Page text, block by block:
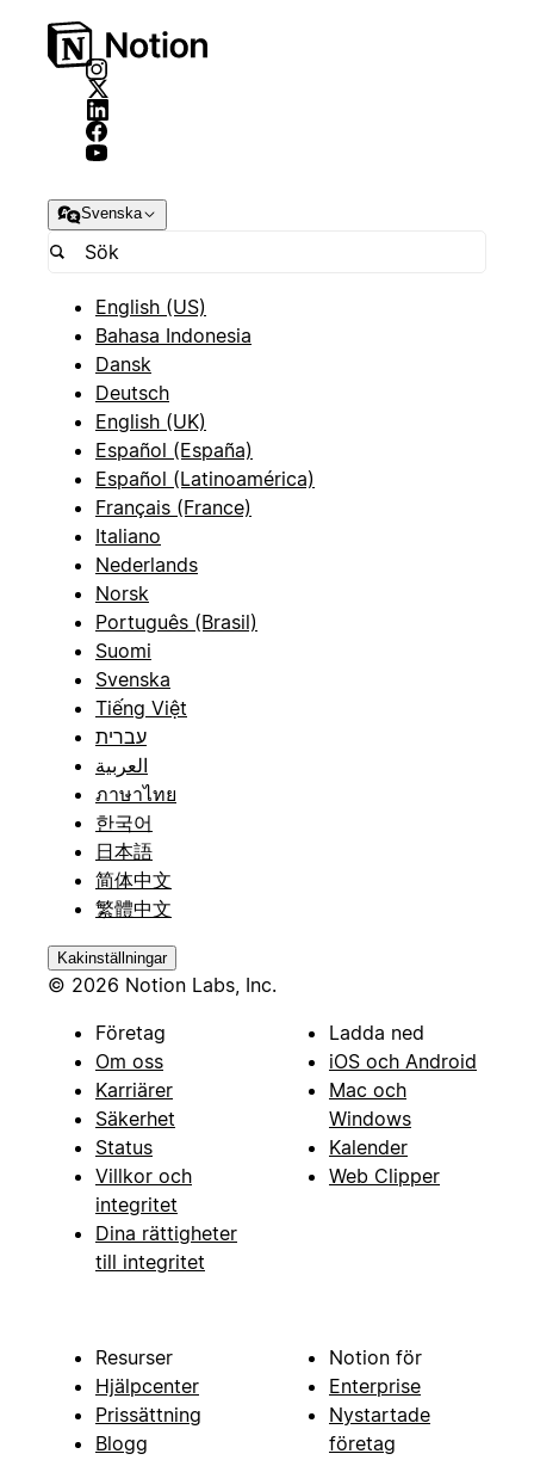
Svenska
English (US)
Bahasa Indonesia
Dansk
Deutsch
English (UK)
Español (España)
Español (Latinoamérica)
Français (France)
Italiano
Nederlands
Norsk
Português (Brasil)
Suomi
Svenska
Tiếng Việt
עברית
العربية
ภาษาไทย
한국어
日本語
简体中文
繁體中文
Kakinställningar
© 2026 Notion Labs, Inc.
Företag
Om oss
Karriärer
Säkerhet
Status
Villkor och
integritet
Dina rättigheter
till integritet
Ladda ned
iOS och Android
Mac och
Windows
Kalender
Web Clipper
Resurser
Hjälpcenter
Prissättning
Blogg
Notion för
Enterprise
Nystartade
företag